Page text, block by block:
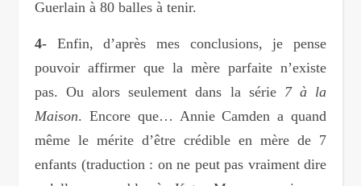
Guerlain à 80 balles à tenir.
4- Enfin, d’après mes conclusions, je pense
pouvoir affirmer que la mère parfaite n’existe
pas. Ou alors seulement dans la série 7 à la
Maison. Encore que… Annie Camden a quand
même le mérite d’être crédible en mère de 7
enfants (traduction : on ne peut pas vraiment dire